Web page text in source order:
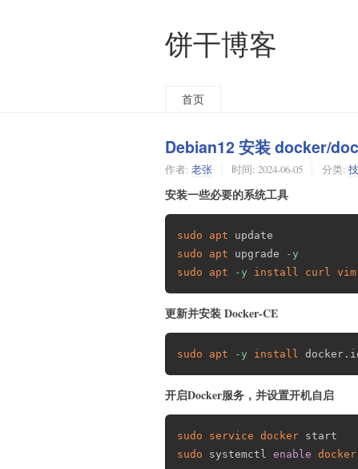
饼干博客
首页
Debian12 安装 docker/
作者: 老张 时间: 2024-06-05 分类:
安装一些必要的系统工具
sudo apt
sudo
apt upgrade
-y
sudo
apt -y install curl vim
更新并安装 Docker-CE
sudo apt -y install
开启Docker服务，并设置开机自启
sudo service docker
sudo systemctl enable docker